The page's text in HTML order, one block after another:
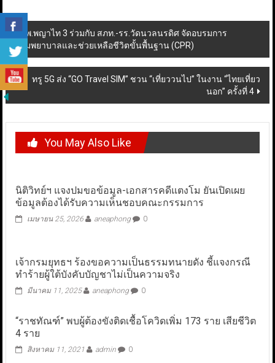
Post
navigation
รพ.พญาไท 3 ร่วมกับ สภท.​-รร.วัดนวลนรดิศ จัดอบรมการ
ปฐมพยาบาลและช่วยเหลือชีวิตขั้นพื้นฐาน (CPR)
ทรู 5G ส่ง “GO Travel SIM” ชวน “เที่ยววนไป” ในงาน “ไทยเที่ยว
นอก” ครั้งที่ 4
You May Also Like
นิติวิทย์ฯ แจงปมขอข้อมูล-เอกสารคดีแตงโม ยันเปิดเผย
ข้อมูลต้องได้รับความเห็นชอบคณะกรรมการ
เมษายน 25, 2026 aneaphong 0
เจ้ากรมยุทธฯ ร้องขอความเป็นธรรมทนายดัง ชี้แจงกรณี
ทำร้ายผู้ใต้บังคับบัญชาไม่เป็นความจริง
มีนาคม 11, 2025 aneaphong 0
“ราชทัณฑ์” พบผู้ต้องขังติดเชื้อโควิดเพิ่ม 173 ราย เสียชีวิต
4 ราย
สิงหาคม 11, 2021 admin 0